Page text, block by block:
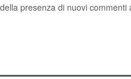
presenza di nuovi commenti